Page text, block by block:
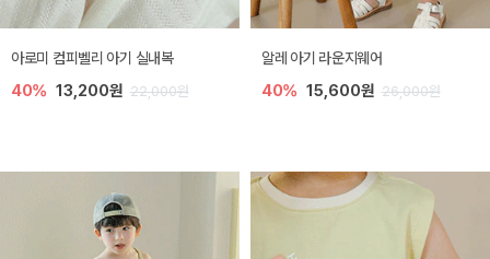
아로미 컴피벨리 아기 실내복
40% 13,200원 22,000원
알레 아기 라운지웨어
40% 15,600원 26,000원